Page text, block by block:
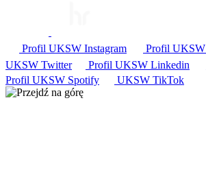
Profil UKSW Instagram Profil UKSW
UKSW Twitter Profil UKSW Linkedin
Profil UKSW Spotify UKSW TikTok